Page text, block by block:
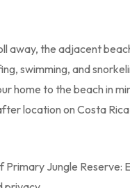
away, the adjacent
swimming, and
home to the beach in
location on Costa
Primary Jungle